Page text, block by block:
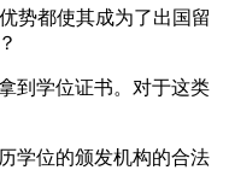
势都使其成为了出国留
到学位证书。对于这类
学位的颁发机构的合法